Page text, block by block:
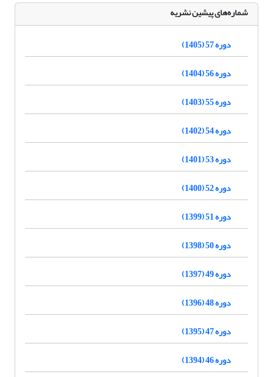
شماره‌های پیشین نشریه
دوره 57 (1405)
دوره 56 (1404)
دوره 55 (1403)
دوره 54 (1402)
دوره 53 (1401)
دوره 52 (1400)
دوره 51 (1399)
دوره 50 (1398)
دوره 49 (1397)
دوره 48 (1396)
دوره 47 (1395)
دوره 46 (1394)